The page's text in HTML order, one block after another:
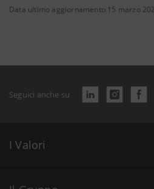
Data ultimo aggiornamento 15 marzo
Seguici anche su
I Valori